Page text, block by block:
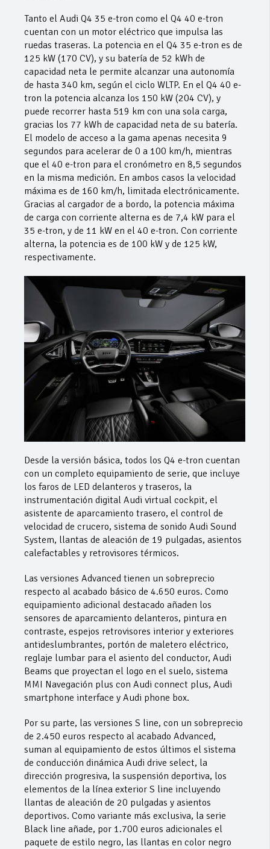
Tanto el Audi Q4 35 e-tron como el Q4 40 e-tron
cuentan con un motor eléctrico que impulsa las
ruedas traseras. La potencia en el Q4 35 e-tron es de
125 kW (170 CV), y su batería de 52 kWh de
capacidad neta le permite alcanzar una autonomía
de hasta 340 km, según el ciclo WLTP. En el Q4 40 e-
tron la potencia alcanza los 150 kW (204 CV), y
puede recorrer hasta 519 km con una sola carga,
gracias los 77 kWh de capacidad neta de su batería.
El modelo de acceso a la gama apenas necesita 9
segundos para acelerar de 0 a 100 km/h, mientras
que el 40 e-tron para el cronómetro en 8,5 segundos
en la misma medición. En ambos casos la velocidad
máxima es de 160 km/h, limitada electrónicamente.
Gracias al cargador de a bordo, la potencia máxima
de carga con corriente alterna es de 7,4 kW para el
35 e-tron, y de 11 kW en el 40 e-tron. Con corriente
alterna, la potencia es de 100 kW y de 125 kW,
respectivamente.
Desde la versión básica, todos los Q4 e-tron cuentan
con un completo equipamiento de serie, que incluye
los faros de LED delanteros y traseros, la
instrumentación digital Audi virtual cockpit, el
asistente de aparcamiento trasero, el control de
velocidad de crucero, sistema de sonido Audi Sound
System, llantas de aleación de 19 pulgadas, asientos
calefactables y retrovisores térmicos.
Las versiones Advanced tienen un sobreprecio
respecto al acabado básico de 4.650 euros. Como
equipamiento adicional destacado añaden los
sensores de aparcamiento delanteros, pintura en
contraste, espejos retrovisores interior y exteriores
antideslumbrantes, portón de maletero eléctrico,
reglaje lumbar para el asiento del conductor, Audi
Beams que proyectan el logo en el suelo, sistema
MMI Navegación plus con Audi connect plus, Audi
smartphone interface y Audi phone box.
Por su parte, las versiones S line, con un sobreprecio
de 2.450 euros respecto al acabado Advanced,
suman al equipamiento de estos últimos el sistema
de conducción dinámica Audi drive select, la
dirección progresiva, la suspensión deportiva, los
elementos de la línea exterior S line incluyendo
llantas de aleación de 20 pulgadas y asientos
deportivos. Como variante más exclusiva, la serie
Black line añade, por 1.700 euros adicionales el
paquete de estilo negro, las llantas en color negro